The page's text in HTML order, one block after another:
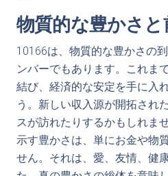
物質的な豊かさ
10166は、物質的な豊かさの
ンバーでもあります。これま
結び、経済的な安定を手に入
う。新しい収入源が開拓され
スが訪れたりするかもしれま
示す豊かさは、単にお金や物
せん。それは、愛、友情、健